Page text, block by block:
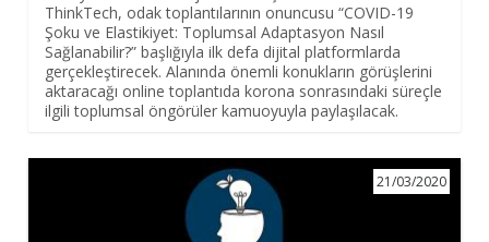
ThinkTech, odak toplantılarının onuncusu “COVID-19
Şoku ve Elastikiyet: Toplumsal Adaptasyon Nasıl
Sağlanabilir?” başlığıyla ilk defa dijital platformlarda
gerçekleştirecek. Alanında önemli konukların görüşlerini
aktaracağı online toplantıda korona sonrasındaki süreçle
ilgili toplumsal öngörüler kamuoyuyla paylaşılacak.
21/03/2020